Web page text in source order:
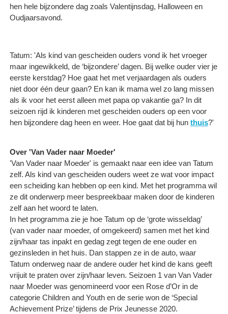
hen hele bijzondere dag zoals Valentijnsdag, Halloween en
Oudjaarsavond.
Tatum: 'Als kind van gescheiden ouders vond ik het vroeger
maar ingewikkeld, de ‘bijzondere’ dagen. Bij welke ouder vier je
eerste kerstdag? Hoe gaat het met verjaardagen als ouders
niet door één deur gaan? En kan ik mama wel zo lang missen
als ik voor het eerst alleen met papa op vakantie ga? In dit
seizoen rijd ik kinderen met gescheiden ouders op een voor
hen bijzondere dag heen en weer. Hoe gaat dat bij hun thuis?'
Over 'Van Vader naar Moeder'
'Van Vader naar Moeder' is gemaakt naar een idee van Tatum
zelf. Als kind van gescheiden ouders weet ze wat voor impact
een scheiding kan hebben op een kind. Met het programma wil
ze dit onderwerp meer bespreekbaar maken door de kinderen
zelf aan het woord te laten.
In het programma zie je hoe Tatum op de ‘grote wisseldag’
(van vader naar moeder, of omgekeerd) samen met het kind
zijn/haar tas inpakt en gedag zegt tegen de ene ouder en
gezinsleden in het huis. Dan stappen ze in de auto, waar
Tatum onderweg naar de andere ouder het kind de kans geeft
vrijuit te praten over zijn/haar leven. Seizoen 1 van Van Vader
naar Moeder was genomineerd voor een Rose d’Or in de
categorie Children and Youth en de serie won de ‘Special
Achievement Prize’ tijdens de Prix Jeunesse 2020.